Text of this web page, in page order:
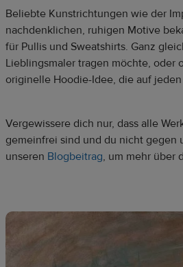
Beliebte Kunstrichtungen wie der
nachdenklichen, ruhigen Motive
für Pullis und Sweatshirts. Ganz
Lieblingsmaler tragen möchte, oder
originelle Hoodie-Idee, die auf
Vergewissere dich nur, dass alle
gemeinfrei sind und du nicht gegen
unseren Blogbeitrag, um mehr über